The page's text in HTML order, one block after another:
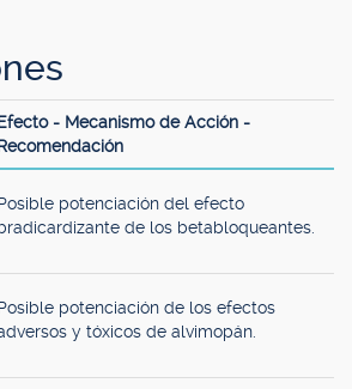
- Mecanismo de Acción -
potenciación del efecto
de los betabloqueantes.
potenciación de los efectos
y tóxicos de alvimopán.